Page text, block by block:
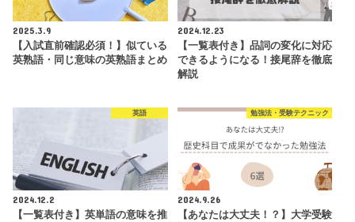
2025.3.9
【入試直前確認必須！】似ている
英熟語・同じ意味の英熟語まとめ
2024.12.23
【一覧表付き】品詞の変化に対応
できるようになる！接尾辞を徹底
解説
英語
2024.12.2
【一覧表付き】英単語の意味を推
勉強法・受験テクニック
2024.9.26
【あなたは大丈夫！？】大学受験